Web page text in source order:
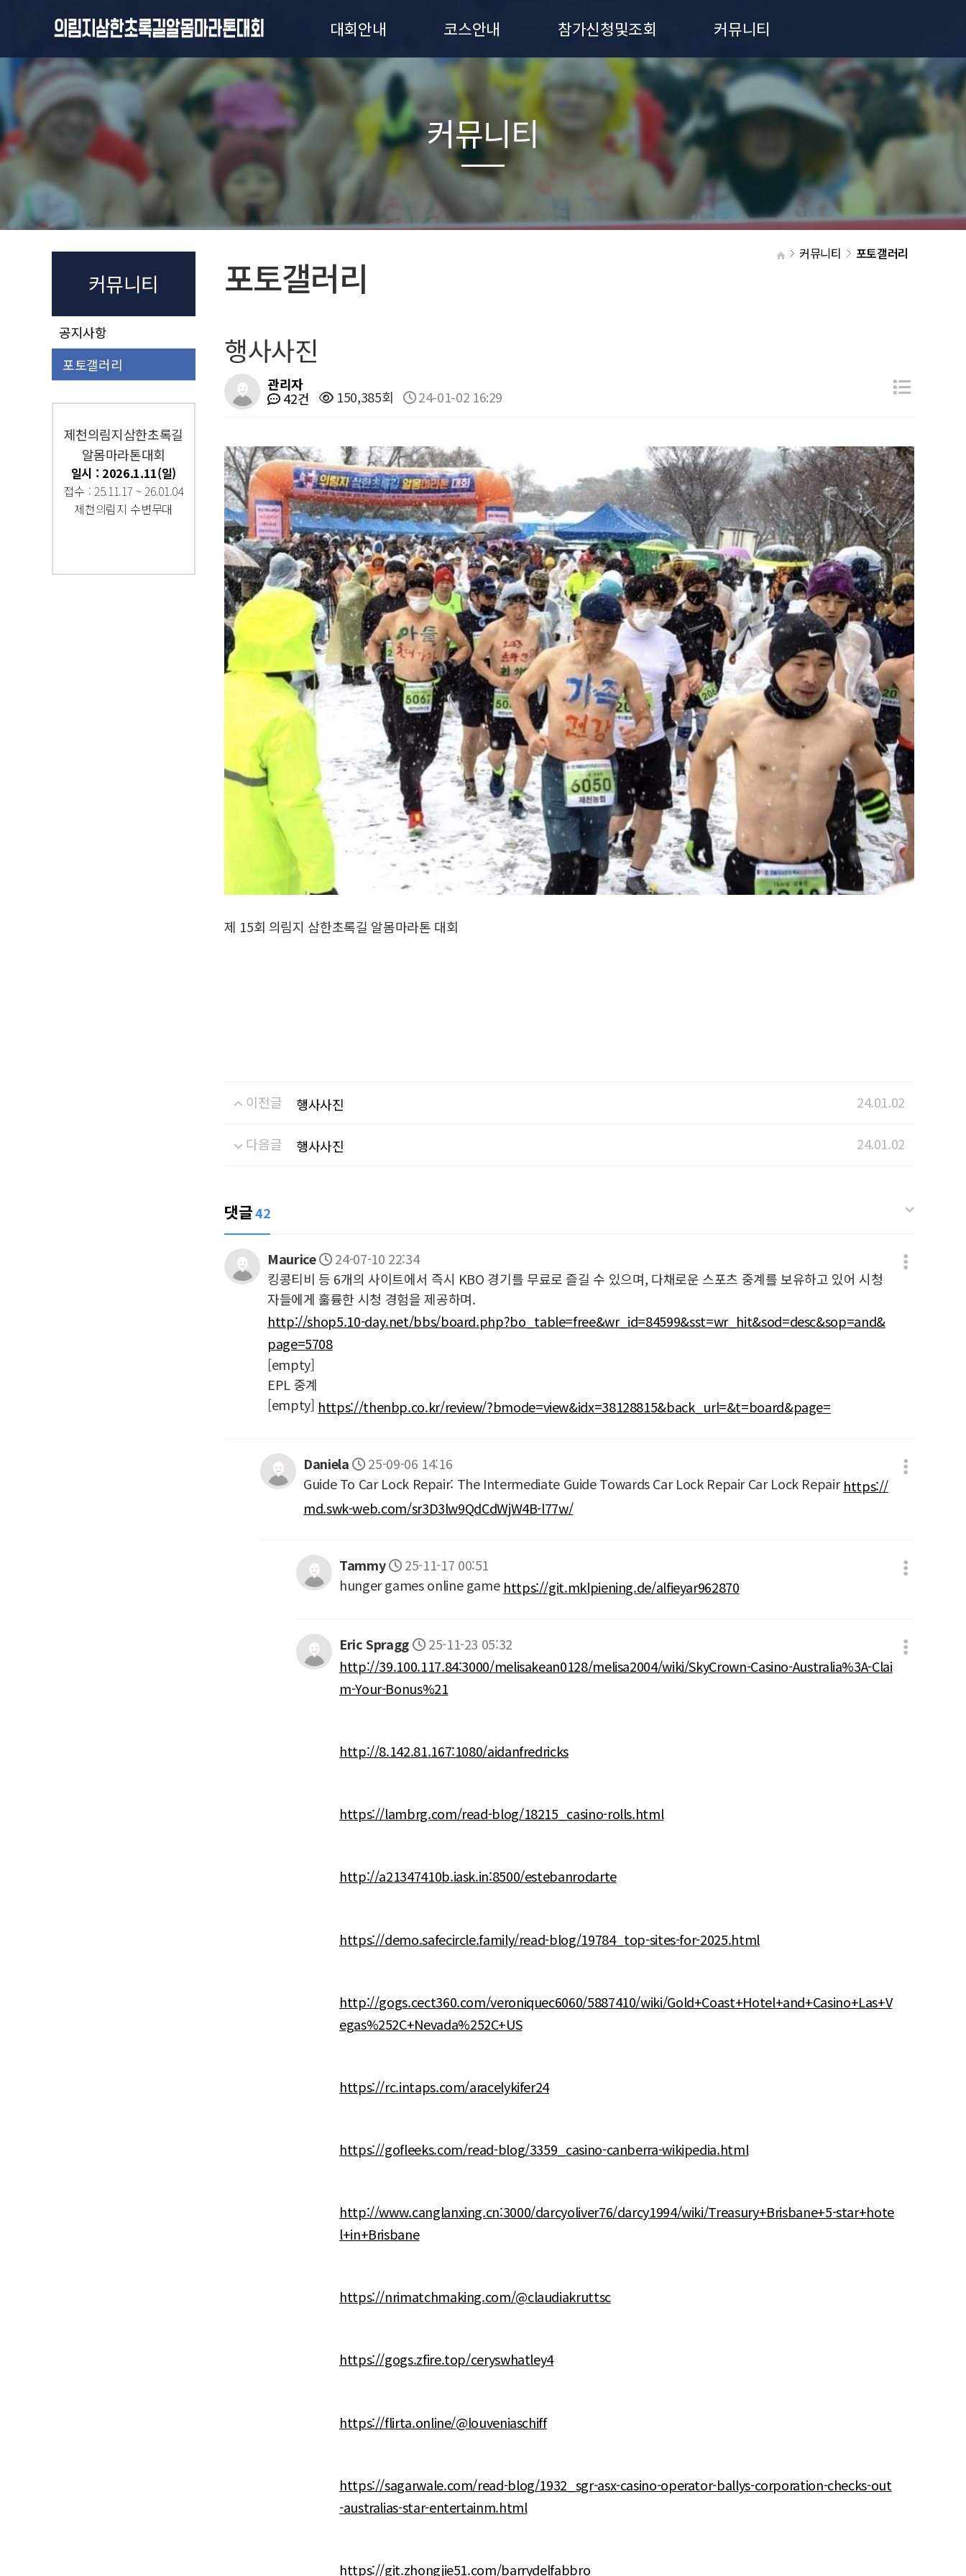
대회안내
대회요강
유의사항
시상안내
대회일정
코스안내
7km 코스
참가신청및조회
참가신청
신청조회
기록조회
커뮤니티
공지사항
포토갤러리
커뮤니티 포토갤러리
커뮤니티
커뮤니티
공지사항
포토갤러리
제천의림지삼한초록길
알몸마라톤대회
일시 : 2026.1.11(일)
접수 : 25.11.17 ~ 26.01.04
제천의림지 수변무대
포토갤러리
행사사진
관리자
42건 150,385회 24-01-02 16:29
제 15회 의림지 삼한초록길 알몸마라톤 대회
이전글 행사사진 24.01.02
다음글 행사사진 24.01.02
댓글42
Maurice
24-07-10 22:34
킹콩티비 등 6개의 사이트에서 즉시 KBO 경기를 무료로 즐길 수 있으며, 다채로운 스포츠 중계를 보유하고 있어 시청
자들에게 훌륭한 시청 경험을 제공하며.
http://shop5.10-day.net/bbs/board.php?bo_table=free&wr_id=84599&sst=wr_hit&sod=desc&sop=and&
page=5708
[empty]
EPL 중계
[empty] https://thenbp.co.kr/review/?bmode=view&idx=38128815&back_url=&t=board&page=
Daniela
25-09-06 14:16
Guide To Car Lock Repair: The Intermediate Guide Towards Car Lock Repair Car Lock Repairhttps://
md.swk-web.com/sr3D3lw9QdCdWjW4B-l77w/
Tammy
25-11-17 00:51
hunger games online game https://git.mklpiening.de/alfieyar962870
Eric Spragg
25-11-23 05:32
http://39.100.117.84:3000/melisakean0128/melisa2004/wiki/SkyCrown-Casino-Australia%3A-Clai
m-Your-Bonus%21
http://8.142.81.167:1080/aidanfredricks
https://lambrg.com/read-blog/18215_casino-rolls.html
http://a21347410b.iask.in:8500/estebanrodarte
https://demo.safecircle.family/read-blog/19784_top-sites-for-2025.html
http://gogs.cect360.com/veroniquec6060/5887410/wiki/Gold+Coast+Hotel+and+Casino+Las+V
egas%252C+Nevada%252C+US
https://rc.intaps.com/aracelykifer24
https://gofleeks.com/read-blog/3359_casino-canberra-wikipedia.html
http://www.canglanxing.cn:3000/darcyoliver76/darcy1994/wiki/Treasury+Brisbane+5-star+hote
l+in+Brisbane
https://nrimatchmaking.com/@claudiakruttsc
https://gogs.zfire.top/ceryswhatley4
https://flirta.online/@louveniaschiff
https://sagarwale.com/read-blog/1932_sgr-asx-casino-operator-ballys-corporation-checks-out
-australias-star-entertainm.html
https://git.zhongjie51.com/barrydelfabbro